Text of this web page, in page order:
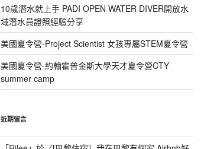
10歲潛水就上手 PADI OPEN WATER DIVER開放水
域潛水員證照經驗分享
美國夏令營-Project Scientist 女孩專屬STEM夏令營
美國夏令營-約翰霍普金斯大學天才夏令營CTY
summer camp
近期留言